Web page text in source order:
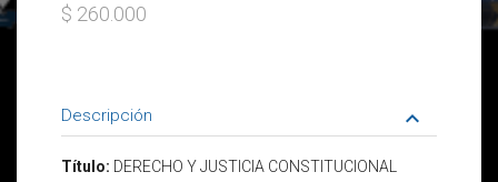
$ 260.000
Descripción keyboard_arrow_down
Título: DERECHO Y JUSTICIA CONSTITUCIONAL